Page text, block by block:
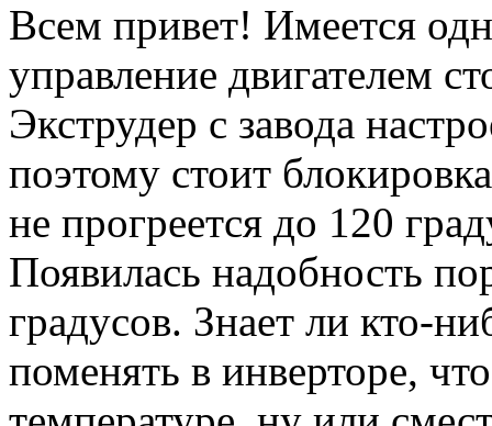
Всем привет! Имеется
управление двигателем
Экструдер с завода
поэтому стоит
не прогреется до 120
Появилась надобность
градусов. Знает ли кто-
поменять в инверторе,